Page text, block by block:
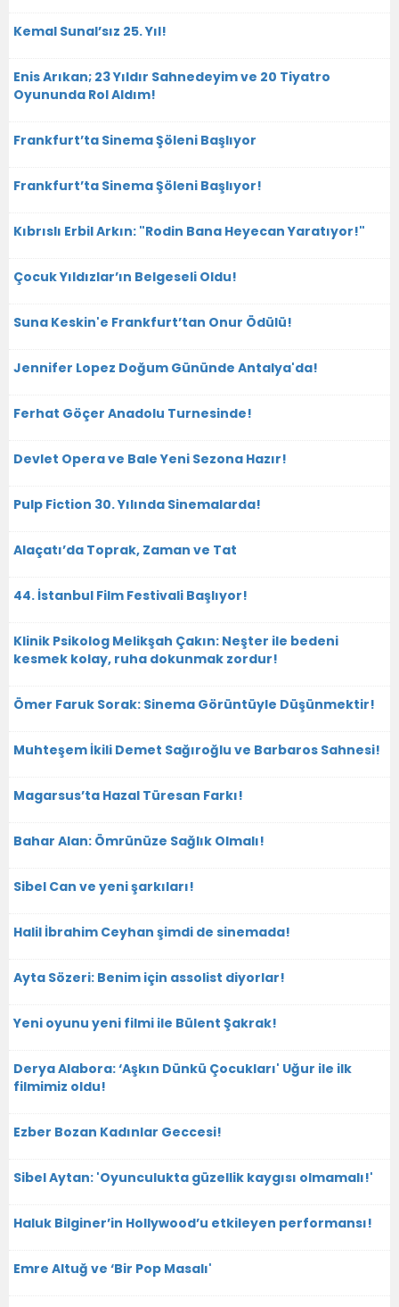
Kemal Sunal’sız 25. Yıl!
Enis Arıkan; 23 Yıldır Sahnedeyim ve 20 Tiyatro
Oyununda Rol Aldım!
Frankfurt’ta Sinema Şöleni Başlıyor
Frankfurt’ta Sinema Şöleni Başlıyor!
Kıbrıslı Erbil Arkın: "Rodin Bana Heyecan Yaratıyor!"
Çocuk Yıldızlar’ın Belgeseli Oldu!
Suna Keskin'e Frankfurt’tan Onur Ödülü!
Jennifer Lopez Doğum Gününde Antalya'da!
Ferhat Göçer Anadolu Turnesinde!
Devlet Opera ve Bale Yeni Sezona Hazır!
Pulp Fiction 30. Yılında Sinemalarda!
Alaçatı’da Toprak, Zaman ve Tat
44. İstanbul Film Festivali Başlıyor!
Klinik Psikolog Melikşah Çakın: Neşter ile bedeni
kesmek kolay, ruha dokunmak zordur!
Ömer Faruk Sorak: Sinema Görüntüyle Düşünmektir!
Muhteşem İkili Demet Sağıroğlu ve Barbaros Sahnesi!
Magarsus’ta Hazal Türesan Farkı!
Bahar Alan: Ömrünüze Sağlık Olmalı!
Sibel Can ve yeni şarkıları!
Halil İbrahim Ceyhan şimdi de sinemada!
Ayta Sözeri: Benim için assolist diyorlar!
Yeni oyunu yeni filmi ile Bülent Şakrak!
Derya Alabora: ‘Aşkın Dünkü Çocukları' Uğur ile ilk
filmimiz oldu!
Ezber Bozan Kadınlar Geccesi!
Sibel Aytan: 'Oyunculukta güzellik kaygısı olmamalı!'
Haluk Bilginer’in Hollywood’u etkileyen performansı!
Emre Altuğ ve ‘Bir Pop Masalı'